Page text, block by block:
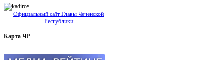
Официальный сайт Главы Чеченской
Республики
Карта ЧР